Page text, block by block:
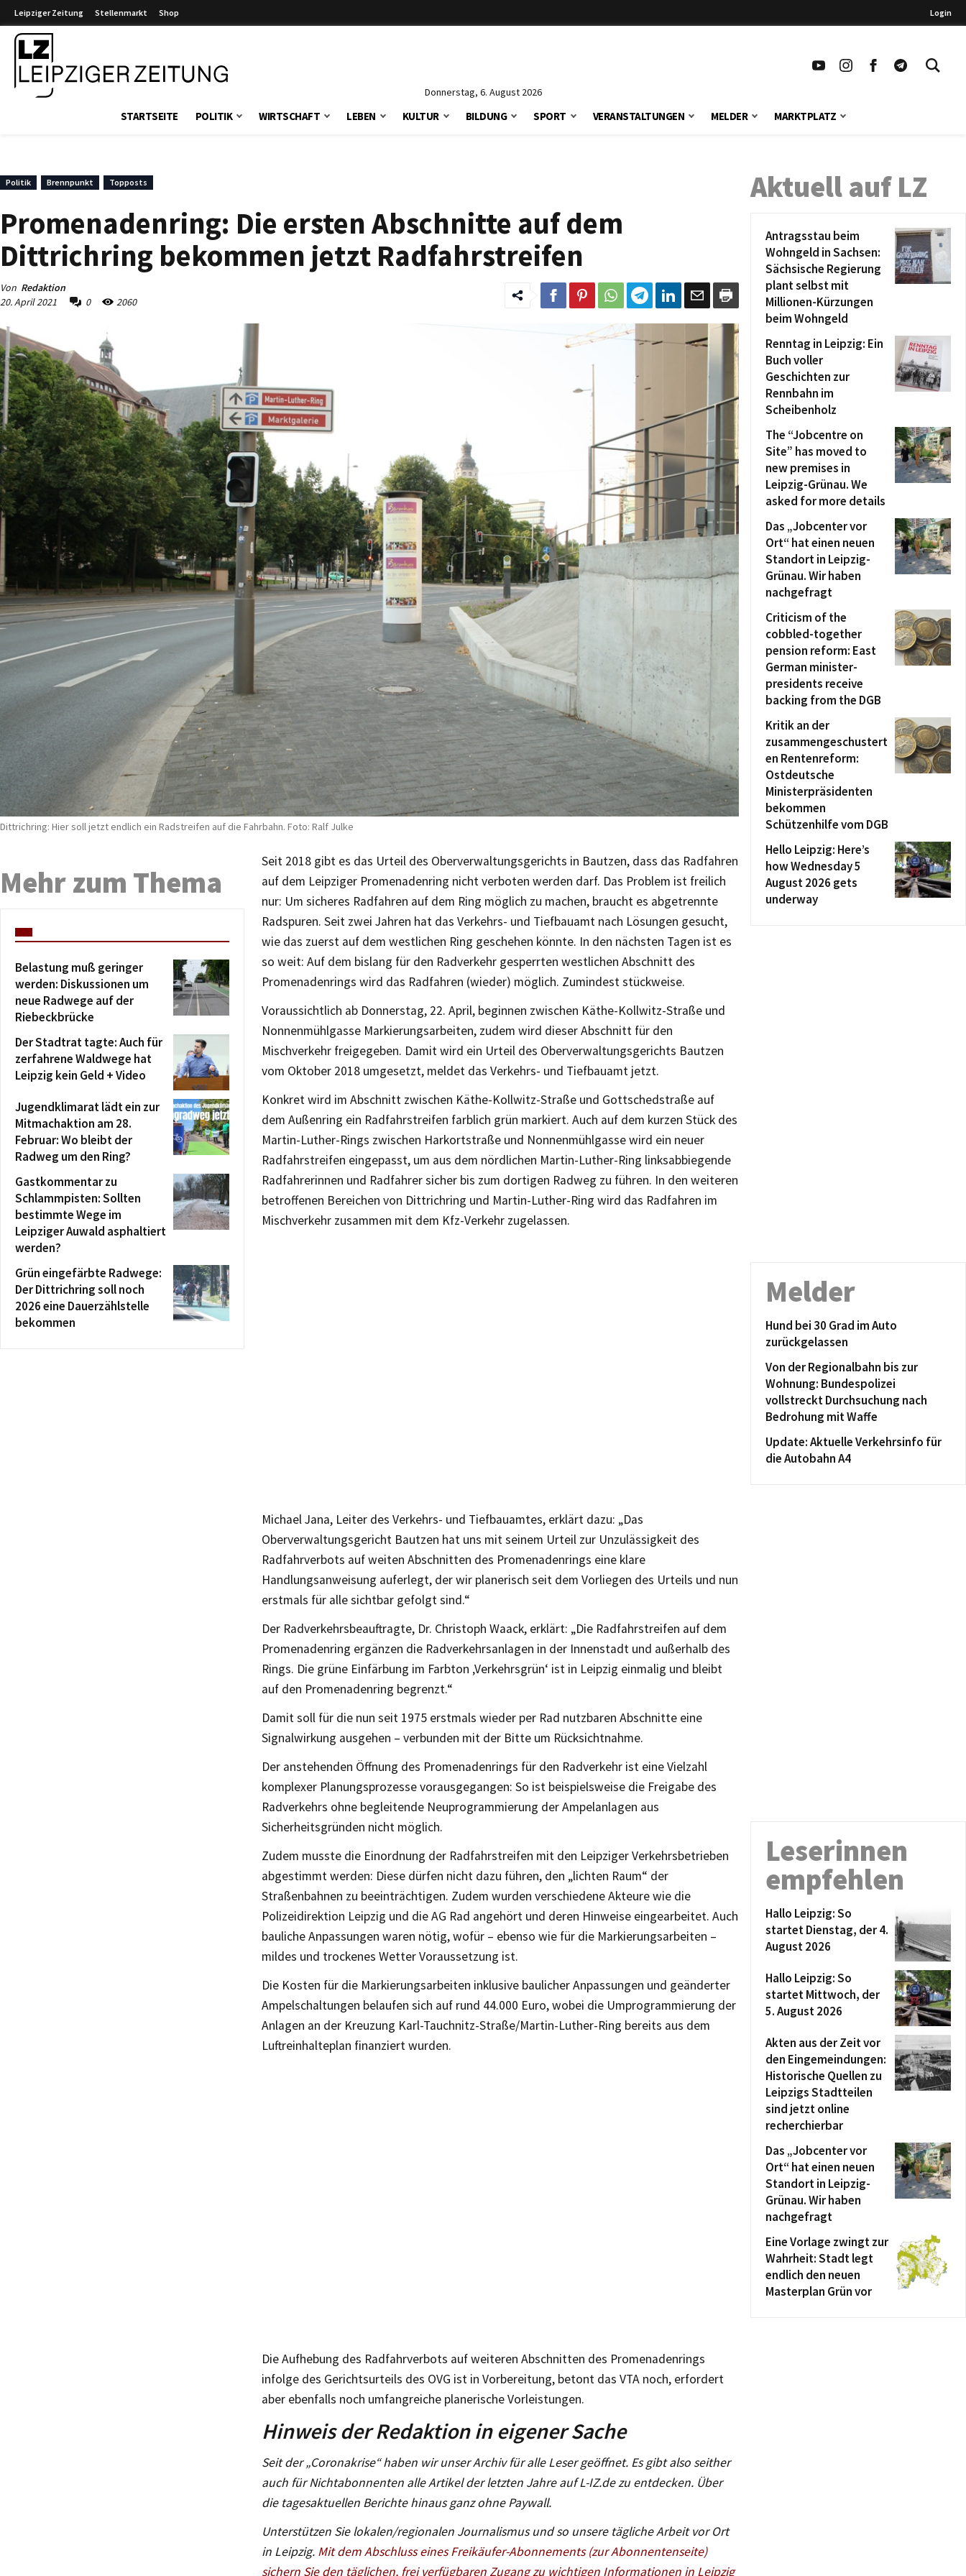
Leipziger Zeitung Stellenmarkt Shop Login
Donnerstag, 6. August 2026
STARTSEITE POLITIK WIRTSCHAFT LEBEN KULTUR BILDUNG SPORT VERANSTALTUNGEN MELDER MARKTPLATZ
Politik Brennpunkt Topposts
Promenadenring: Die ersten Abschnitte auf dem
Dittrichring bekommen jetzt Radfahrstreifen
Von Redaktion
20. April 2021
0 2060
Dittrichring: Hier soll jetzt endlich ein Radstreifen auf die Fahrbahn. Foto: Ralf Julke
Seit 2018 gibt es das Urteil des Oberverwaltungsgerichts in Bautzen, dass das Radfahren
auf dem Leipziger Promenadenring nicht verboten werden darf. Das Problem ist freilich
nur: Um sicheres Radfahren auf dem Ring möglich zu machen, braucht es abgetrennte
Radspuren. Seit zwei Jahren hat das Verkehrs- und Tiefbauamt nach Lösungen gesucht,
wie das zuerst auf dem westlichen Ring geschehen könnte. In den nächsten Tagen ist es
so weit: Auf dem bislang für den Radverkehr gesperrten westlichen Abschnitt des
Promenadenrings wird das Radfahren (wieder) möglich. Zumindest stückweise.
Voraussichtlich ab Donnerstag, 22. April, beginnen zwischen Käthe-Kollwitz-Straße und
Nonnenmühlgasse Markierungsarbeiten, zudem wird dieser Abschnitt für den
Mischverkehr freigegeben. Damit wird ein Urteil des Oberverwaltungsgerichts Bautzen
vom Oktober 2018 umgesetzt, meldet das Verkehrs- und Tiefbauamt jetzt.
Konkret wird im Abschnitt zwischen Käthe-Kollwitz-Straße und Gottschedstraße auf
dem Außenring ein Radfahrstreifen farblich grün markiert. Auch auf dem kurzen Stück des
Martin-Luther-Rings zwischen Harkortstraße und Nonnenmühlgasse wird ein neuer
Radfahrstreifen eingepasst, um aus dem nördlichen Martin-Luther-Ring linksabbiegende
Radfahrerinnen und Radfahrer sicher bis zum dortigen Radweg zu führen. In den weiteren
betroffenen Bereichen von Dittrichring und Martin-Luther-Ring wird das Radfahren im
Mischverkehr zusammen mit dem Kfz-Verkehr zugelassen.
Michael Jana, Leiter des Verkehrs- und Tiefbauamtes, erklärt dazu: „Das
Oberverwaltungsgericht Bautzen hat uns mit seinem Urteil zur Unzulässigkeit des
Radfahrverbots auf weiten Abschnitten des Promenadenrings eine klare
Handlungsanweisung auferlegt, der wir planerisch seit dem Vorliegen des Urteils und nun
erstmals für alle sichtbar gefolgt sind.“
Der Radverkehrsbeauftragte, Dr. Christoph Waack, erklärt: „Die Radfahrstreifen auf dem
Promenadenring ergänzen die Radverkehrsanlagen in der Innenstadt und außerhalb des
Rings. Die grüne Einfärbung im Farbton ‚Verkehrsgrün‘ ist in Leipzig einmalig und bleibt
auf den Promenadenring begrenzt.“
Damit soll für die nun seit 1975 erstmals wieder per Rad nutzbaren Abschnitte eine
Signalwirkung ausgehen – verbunden mit der Bitte um Rücksichtnahme.
Der anstehenden Öffnung des Promenadenrings für den Radverkehr ist eine Vielzahl
komplexer Planungsprozesse vorausgegangen: So ist beispielsweise die Freigabe des
Radverkehrs ohne begleitende Neuprogrammierung der Ampelanlagen aus
Sicherheitsgründen nicht möglich.
Zudem musste die Einordnung der Radfahrstreifen mit den Leipziger Verkehrsbetrieben
abgestimmt werden: Diese dürfen nicht dazu führen, den „lichten Raum“ der
Straßenbahnen zu beeinträchtigen. Zudem wurden verschiedene Akteure wie die
Polizeidirektion Leipzig und die AG Rad angehört und deren Hinweise eingearbeitet. Auch
bauliche Anpassungen waren nötig, wofür – ebenso wie für die Markierungsarbeiten –
mildes und trockenes Wetter Voraussetzung ist.
Die Kosten für die Markierungsarbeiten inklusive baulicher Anpassungen und geänderter
Ampelschaltungen belaufen sich auf rund 44.000 Euro, wobei die Umprogrammierung der
Anlagen an der Kreuzung Karl-Tauchnitz-Straße/Martin-Luther-Ring bereits aus dem
Luftreinhalteplan finanziert wurden.
Die Aufhebung des Radfahrverbots auf weiteren Abschnitten des Promenadenrings
infolge des Gerichtsurteils des OVG ist in Vorbereitung, betont das VTA noch, erfordert
aber ebenfalls noch umfangreiche planerische Vorleistungen.
Hinweis der Redaktion in eigener Sache
Seit der „Coronakrise“ haben wir unser Archiv für alle Leser geöffnet. Es gibt also seither
auch für Nichtabonnenten alle Artikel der letzten Jahre auf L-IZ.de zu entdecken. Über
die tagesaktuellen Berichte hinaus ganz ohne Paywall.
Unterstützen Sie lokalen/regionalen Journalismus und so unsere tägliche Arbeit vor Ort
in Leipzig. Mit dem Abschluss eines Freikäufer-Abonnements (zur Abonnentenseite)
sichern Sie den täglichen, frei verfügbaren Zugang zu wichtigen Informationen in Leipzig
Mehr zum Thema
Belastung muß geringer
werden: Diskussionen um
neue Radwege auf der
Riebeckbrücke
Der Stadtrat tagte: Auch für
zerfahrene Waldwege hat
Leipzig kein Geld + Video
Jugendklimarat lädt ein zur
Mitmachaktion am 28.
Februar: Wo bleibt der
Radweg um den Ring?
Gastkommentar zu
Schlammpisten: Sollten
bestimmte Wege im
Leipziger Auwald asphaltiert
werden?
Grün eingefärbte Radwege:
Der Dittrichring soll noch
2026 eine Dauerzählstelle
bekommen
Aktuell auf LZ
Antragsstau beim
Wohngeld in Sachsen:
Sächsische Regierung
plant selbst mit
Millionen-Kürzungen
beim Wohngeld
Renntag in Leipzig: Ein
Buch voller
Geschichten zur
Rennbahn im
Scheibenholz
The “Jobcentre on
Site” has moved to
new premises in
Leipzig-Grünau. We
asked for more details
Das „Jobcenter vor
Ort“ hat einen neuen
Standort in Leipzig-
Grünau. Wir haben
nachgefragt
Criticism of the
cobbled-together
pension reform: East
German minister-
presidents receive
backing from the DGB
Kritik an der
zusammengeschustert
en Rentenreform:
Ostdeutsche
Ministerpräsidenten
bekommen
Schützenhilfe vom DGB
Hello Leipzig: Here’s
how Wednesday 5
August 2026 gets
underway
Melder
Hund bei 30 Grad im Auto
zurückgelassen
Von der Regionalbahn bis zur
Wohnung: Bundespolizei
vollstreckt Durchsuchung nach
Bedrohung mit Waffe
Update: Aktuelle Verkehrsinfo für
die Autobahn A4
Leserinnen
empfehlen
Hallo Leipzig: So
startet Dienstag, der 4.
August 2026
Hallo Leipzig: So
startet Mittwoch, der
5. August 2026
Akten aus der Zeit vor
den Eingemeindungen:
Historische Quellen zu
Leipzigs Stadtteilen
sind jetzt online
recherchierbar
Das „Jobcenter vor
Ort“ hat einen neuen
Standort in Leipzig-
Grünau. Wir haben
nachgefragt
Eine Vorlage zwingt zur
Wahrheit: Stadt legt
endlich den neuen
Masterplan Grün vor